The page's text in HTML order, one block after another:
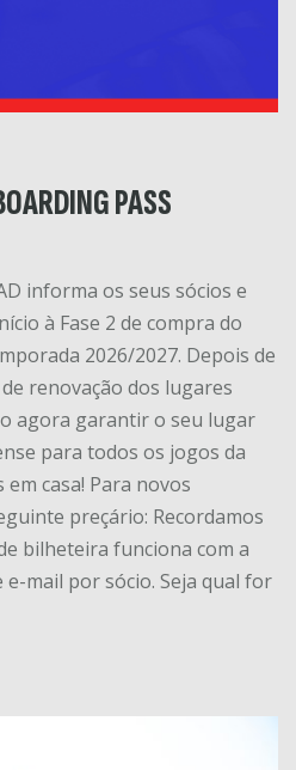
PASS
informa os seus sócios e
à Fase 2 de compra do
2026/2027. Depois de
renovação dos lugares
agora garantir o seu lugar
para todos os jogos da
casa! Para novos
preçário: Recordamos
bilheteira funciona com a
mail por sócio. Seja qual for